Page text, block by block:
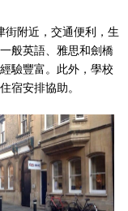
街附近，交通便利，生
般英語、雅思和劍橋
驗豐富。此外，學校
宿安排協助。